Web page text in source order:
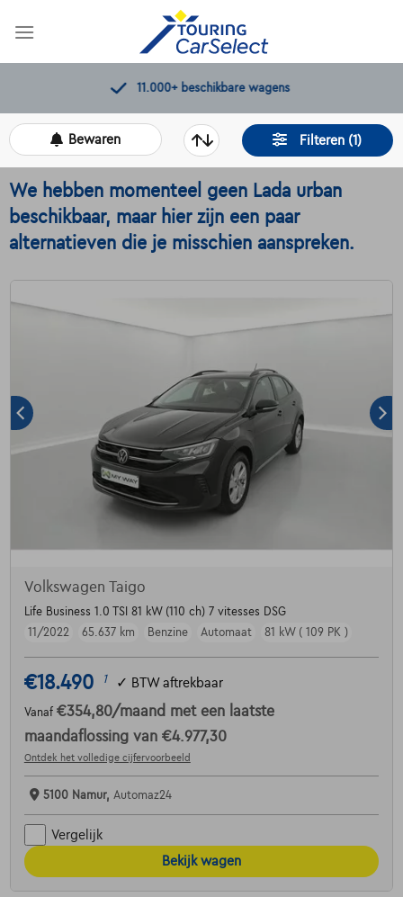
11.000+beschikbare wagens
Filteren (1)
Bewaren
We hebben momenteel geen Lada urban
beschikbaar, maar hier zijn een paar
alternatieven die je misschien aanspreken.
Volkswagen Taigo
Life Business 1.0 TSI 81 kW (110 ch) 7 vitesses DSG
11/2022
65.637 km Benzine Automaat 81 kW ( 109 PK )
€18.490 1 ✓ BTW aftrekbaar
Vanaf €354,80/maand met een laatste
maandaflossing van €4.977,30
Ontdek het volledige cijfervoorbeeld
5100 Namur, Automaz24
Vergelijk
Bekijk wagen